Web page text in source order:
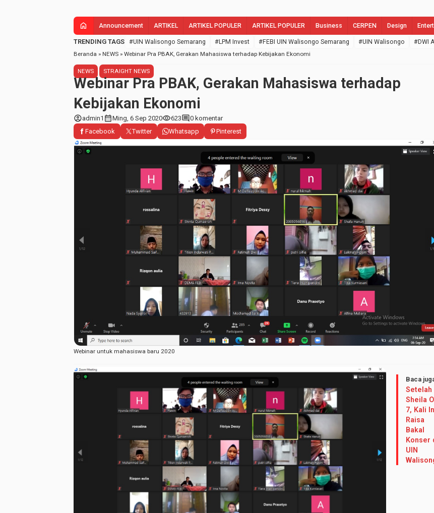
home Announcement ARTIKEL ARTIKEL POPULER ARTIKEL POPULER Business CERPEN Design
TRENDING TAGS #UIN Walisongo Semarang #LPM Invest #FEBI UIN Walisongo Semarang #UIN Walisongo #DWI
Beranda » NEWS » Webinar Pra PBAK, Gerakan Mahasiswa terhadap Kebijakan Ekonomi
NEWS STRAIGHT NEWS
Webinar Pra PBAK, Gerakan Mahasiswa terhadap
Kebijakan Ekonomi
account_circleadmin1 calendar_monthMing, 6 Sep 2020visibility623comment0 komentar
Facebook
Twitter Whatsapp Pinterest
Webinar untuk mahasiswa baru 2020
Baca
Setelah
Sheila
7, Kali
Raisa
Bakal
Konser
UIN